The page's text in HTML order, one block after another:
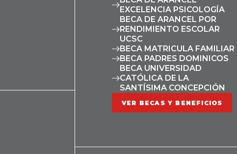
EXCELENCIA PSICOLOGÍA
BECA DE ARANCEL POR
RENDIMIENTO ESCOLAR
UCSC
BECA MATRICULA FAMILIAR
BECA PADRES DOMINICOS
BECA UNIVERSIDAD
CATÓLICA DE LA
SANTÍSIMA CONCEPCIÓN
VER BECAS Y BENEFICIOS